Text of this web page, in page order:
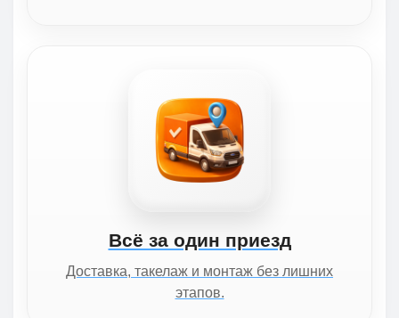
Всё за один приезд
Доставка, такелаж и монтаж без лишних
этапов.